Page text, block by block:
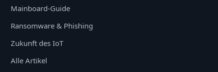
Mainboard-Guide
Ransomware & Phishing
Zukunft des IoT
Alle Artikel